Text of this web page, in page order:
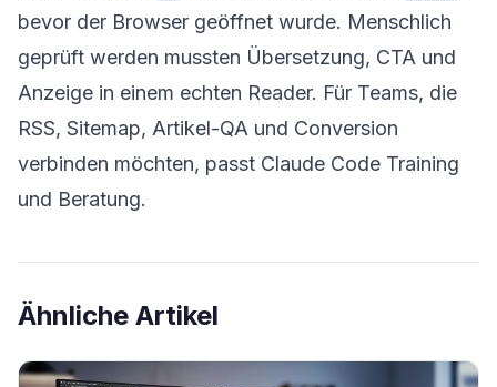
bevor der Browser geöffnet wurde. Menschlich
geprüft werden mussten Übersetzung, CTA und
Anzeige in einem echten Reader. Für Teams, die
RSS, Sitemap, Artikel-QA und Conversion
verbinden möchten, passt Claude Code Training
und Beratung.
Ähnliche Artikel